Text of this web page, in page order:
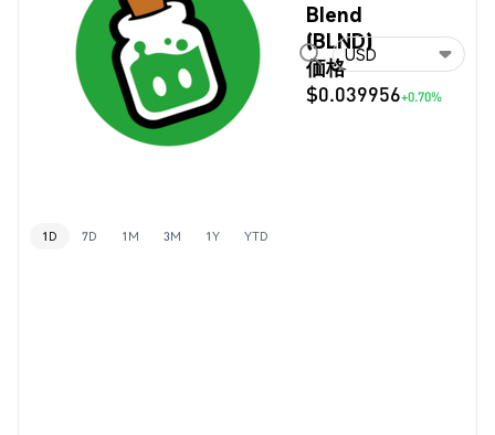
Blend
(BLND)
価格
$0.039956+0.70%
USD
1D 7D 1M 3M 1Y YTD